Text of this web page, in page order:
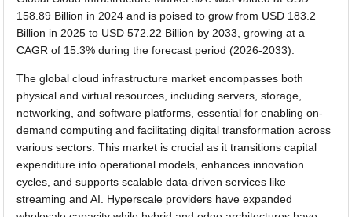
158.89 Billion in 2024 and is poised to grow from USD 183.2
Billion in 2025 to USD 572.22 Billion by 2033, growing at a
CAGR of 15.3% during the forecast period (2026-2033).
The global cloud infrastructure market encompasses both
physical and virtual resources, including servers, storage,
networking, and software platforms, essential for enabling on-
demand computing and facilitating digital transformation across
various sectors. This market is crucial as it transitions capital
expenditure into operational models, enhances innovation
cycles, and supports scalable data-driven services like
streaming and AI. Hyperscale providers have expanded